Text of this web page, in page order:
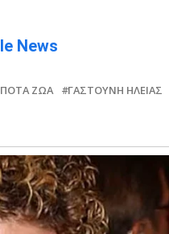
News
ΖΏΑ ΓΑΣΤΟΎΝΗ ΗΛΕΊΑΣ